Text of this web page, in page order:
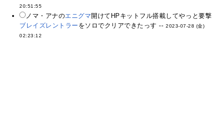
20:51:55
ノマ・アナのエニグマ開けてHPキットフル搭載してやっと要撃
ブレイズレントラー をソロでクリアできたっす -- 2023-07-28 (金)
02:23:12